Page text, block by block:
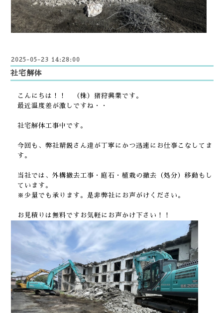
2025-05-23 14:28:00
社宅解体
こんにちは！！
（株）猪狩興業です。
最近温度差が激しですね・・
社宅解体工事中です。
今回も、弊社精鋭さん達が丁寧にかつ迅速にお仕事こなしてま
す。
当社では、外構撤去工事・庭石・植栽の撤去（処分）移動もし
ています。
※ 少量でも承ります。 是非弊社にお声がけください。
お見積りは無料ですお気軽にお声かけ下さい！！